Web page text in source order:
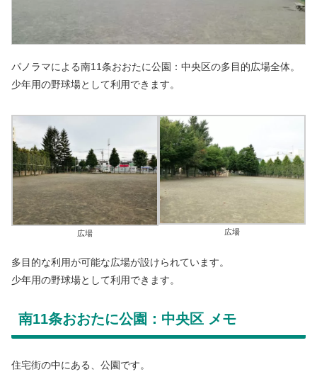
パノラマによる南11条おおたに公園：中央区の多目的広場全体。
少年用の野球場として利用できます。
広場 広場
多目的な利用が可能な広場が設けられています。
少年用の野球場として利用できます。
南11条おおたに公園：中央区 メモ
住宅街の中にある、公園です。